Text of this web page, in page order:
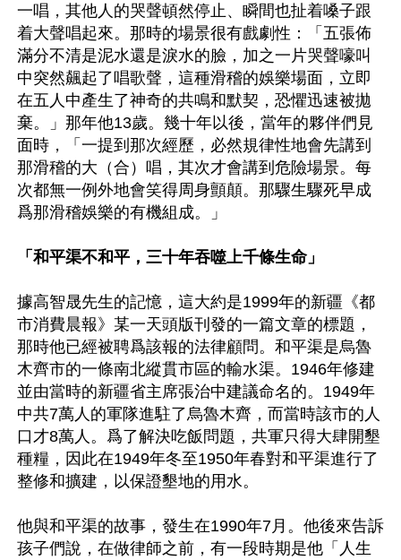
一唱，其他人的哭聲頓然停止、瞬間也扯着嗓子跟
着大聲唱起來。那時的場景很有戲劇性：「五張佈
滿分不清是泥水還是淚水的臉，加之一片哭聲嚎叫
中突然飆起了唱歌聲，這種滑稽的娛樂場面，立即
在五人中產生了神奇的共鳴和默契，恐懼迅速被拋
棄。」那年他13歲。幾十年以後，當年的夥伴們見
面時，「一提到那次經歷，必然規律性地會先講到
那滑稽的大（合）唱，其次才會講到危險場景。每
次都無一例外地會笑得周身顫顛。那驟生驟死早成
爲那滑稽娛樂的有機組成。」
「和平渠不和平，三十年吞噬上千條生命」
據高智晟先生的記憶，這大約是1999年的新疆《都
市消費晨報》某一天頭版刊發的一篇文章的標題，
那時他已經被聘爲該報的法律顧問。和平渠是烏魯
木齊市的一條南北縱貫市區的輸水渠。1946年修建
並由當時的新疆省主席張治中建議命名的。1949年
中共7萬人的軍隊進駐了烏魯木齊，而當時該市的人
口才8萬人。爲了解決吃飯問題，共軍只得大肆開墾
種糧，因此在1949年冬至1950年春對和平渠進行了
整修和擴建，以保證墾地的用水。
他與和平渠的故事，發生在1990年7月。他後來告訴
孩子們說，在做律師之前，有一段時期是他「人生